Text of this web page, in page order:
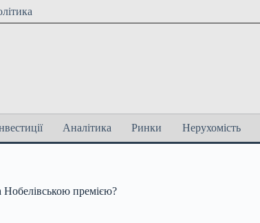
Аналітика Ринки Нерухомість
Нобелівською премією?